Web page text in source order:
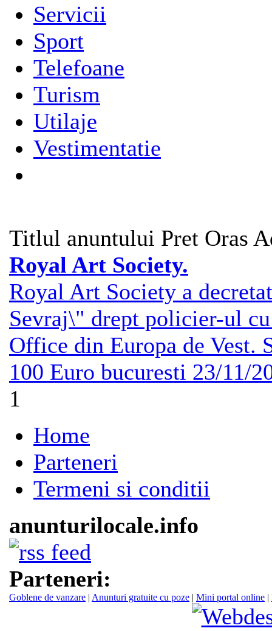
Servicii
Sport
Telefoane
Turism
Utilaje
Vestimentatie
Titlul anuntului Pret Oras
Royal Art Society.
Royal Art Society a
Sevraj\" drept policier-ul
Office din Europa de Vest.
100 Euro bucuresti 23/11/
1
Home
Parteneri
Termeni si conditii
anunturilocale.info
Parteneri:
Goblene de vanzare | Anunturi gratuite cu poze | Mini portal online |